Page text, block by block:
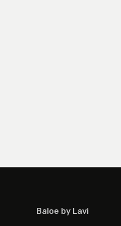
Baloe by Lavi